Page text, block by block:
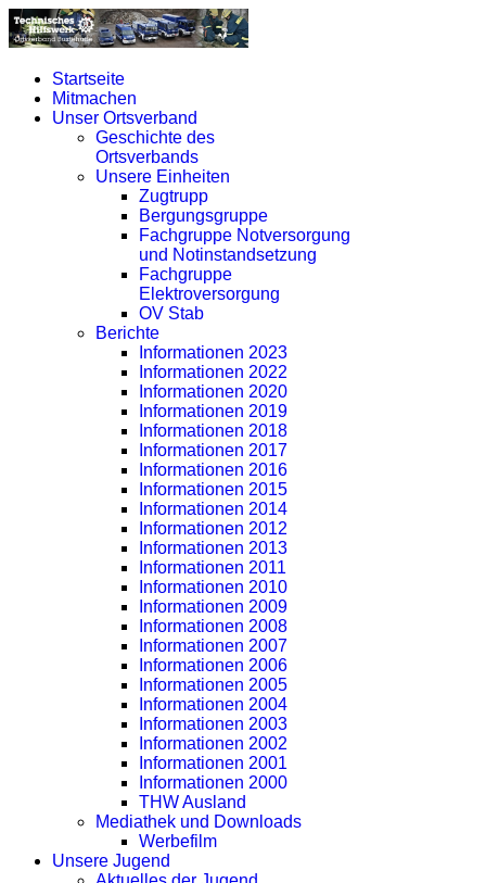
Startseite
Mitmachen
Unser Ortsverband
Geschichte des
Ortsverbands
Unsere Einheiten
Zugtrupp
Bergungsgruppe
Fachgruppe Notversorgung
und Notinstandsetzung
Fachgruppe
Elektroversorgung
OV Stab
Berichte
Informationen 2023
Informationen 2022
Informationen 2020
Informationen 2019
Informationen 2018
Informationen 2017
Informationen 2016
Informationen 2015
Informationen 2014
Informationen 2012
Informationen 2013
Informationen 2011
Informationen 2010
Informationen 2009
Informationen 2008
Informationen 2007
Informationen 2006
Informationen 2005
Informationen 2004
Informationen 2003
Informationen 2002
Informationen 2001
Informationen 2000
THW Ausland
Mediathek und Downloads
Werbefilm
Unsere Jugend